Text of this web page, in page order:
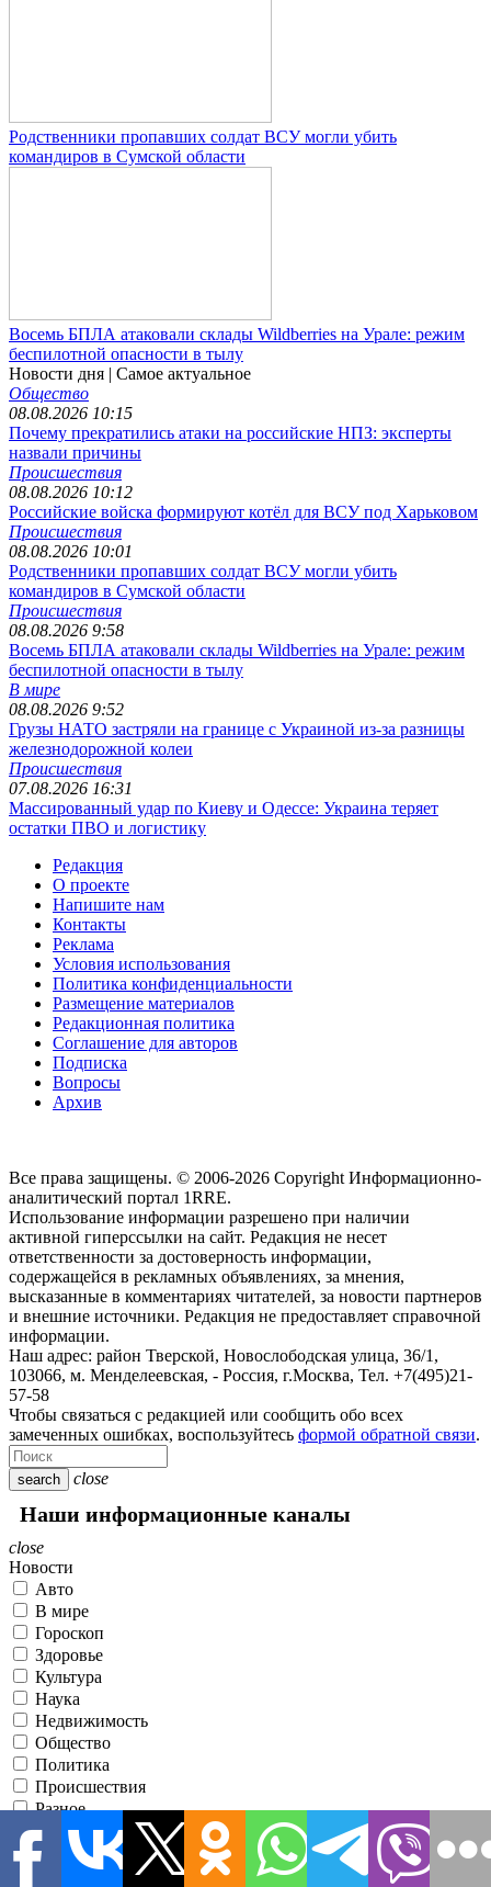
Родственники пропавших солдат ВСУ могли убить
командиров в Сумской области
Восемь БПЛА атаковали склады Wildberries на Урале: режим
беспилотной опасности в тылу
Новости дня | Самое актуальное
Общество
08.08.2026 10:15
Почему прекратились атаки на российские НПЗ: эксперты
назвали причины
Происшествия
08.08.2026 10:12
Российские войска формируют котёл для ВСУ под Харьковом
Происшествия
08.08.2026 10:01
Родственники пропавших солдат ВСУ могли убить
командиров в Сумской области
Происшествия
08.08.2026 9:58
Восемь БПЛА атаковали склады Wildberries на Урале: режим
беспилотной опасности в тылу
В мире
08.08.2026 9:52
Грузы НАТО застряли на границе с Украиной из-за разницы
железнодорожной колеи
Происшествия
07.08.2026 16:31
Массированный удар по Киеву и Одессе: Украина теряет
остатки ПВО и логистику
Редакция
О проекте
Напишите нам
Контакты
Реклама
Условия использования
Политика конфиденциальности
Размещение материалов
Редакционная политика
Соглашение для авторов
Подписка
Вопросы
Архив
Все права защищены. © 2006-2026 Copyright Информационно-
аналитический портал 1RRE.
Использование информации разрешено при наличии
активной гиперссылки на сайт. Редакция не несет
ответственности за достоверность информации,
содержащейся в рекламных объявлениях, за мнения,
высказанные в комментариях читателей, за новости партнеров
и внешние источники. Редакция не предоставляет справочной
информации.
Наш адрес: район Тверской, Новослободская улица, 36/1 ,
103066, м. Менделеевская, - Россия, г.Москва, Тел. +7(495)21-
57-58
Чтобы связаться с редакцией или сообщить обо всех
замеченных ошибках, воспользуйтесь формой обратной связи.
search close
Наши информационные каналы
close
Новости
Авто
В мире
Гороскоп
Здоровье
Культура
Наука
Недвижимость
Общество
Политика
Происшествия
Разное
Спорт
Статьи
Строительство